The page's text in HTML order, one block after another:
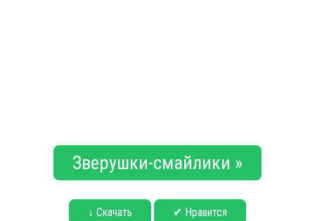
Зверушки-смайлики »
↓ Скачать ✔ Нравится